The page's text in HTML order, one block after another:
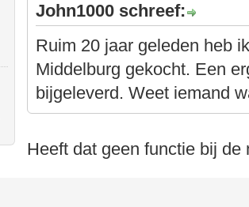
John1000 schreef:
Ruim 20 jaar geleden heb
Middelburg gekocht. Een
bijgeleverd. Weet iemand
Heeft dat geen functie bij de